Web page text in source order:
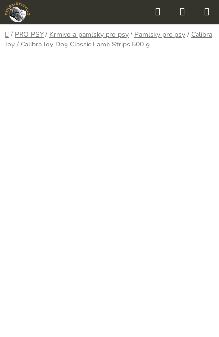
Přejít
na
obsah
Hledat
KOŠÍK
Domů
/ PRO PSY / Krmivo a pamlsky pro psy / Pamlsky pro psy / Calibra
Joy / Calibra Joy Dog Classic Lamb Strips 500 g